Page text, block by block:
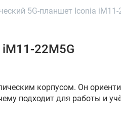
5G-планшет Iconia iM11-
22M5G
корпусом. Он
подходит для работы и